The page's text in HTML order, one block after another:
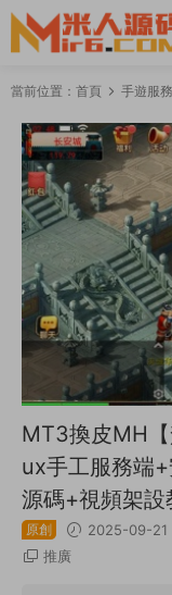
當前位置： 首頁 手遊服
MT3換皮MH
ux手工服務端
源碼+視頻架設
原創 2025-09-21
推廣